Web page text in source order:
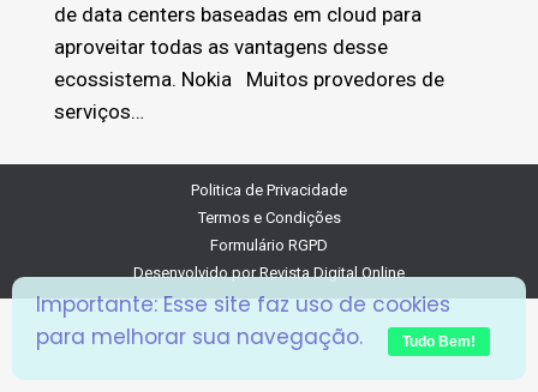
de data centers baseadas em cloud para
aproveitar todas as vantagens desse
ecossistema. Nokia Muitos provedores de
serviços…
Politica de Privacidade
Termos e Condições
Formulário RGPD
Desenvolvido porRevista Digital Online
Importante: Esse site faz uso de cookies
para melhorar sua navegação.
Tudo Bem!